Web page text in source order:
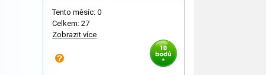
Tento měsíc: 0
Celkem: 27
Zobrazit více